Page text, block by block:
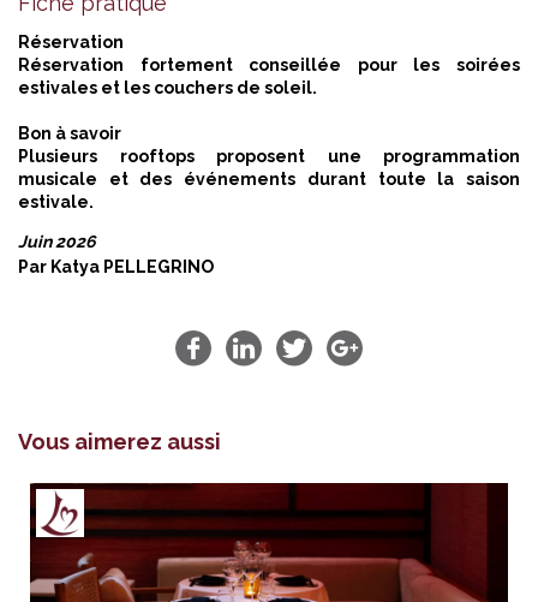
Réservation
Réservation fortement conseillée pour les soirées
estivales et les couchers de soleil.
Bon à savoir
Plusieurs rooftops proposent une programmation
musicale et des événements durant toute la saison
estivale.
Juin 2026
Par Katya PELLEGRINO
Vous aimerez aussi